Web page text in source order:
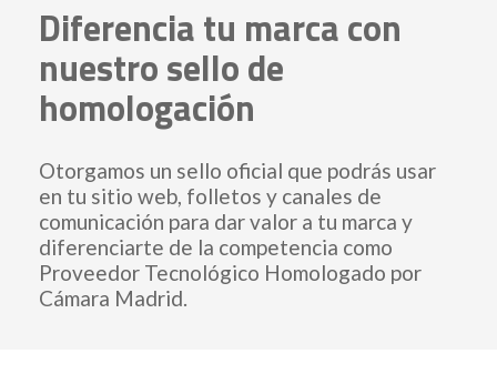
Diferencia tu marca con
nuestro sello de
homologación
Otorgamos un sello oficial que podrás usar
en tu sitio web, folletos y canales de
comunicación para dar valor a tu marca y
diferenciarte de la competencia como
Proveedor Tecnológico Homologado por
Cámara Madrid.